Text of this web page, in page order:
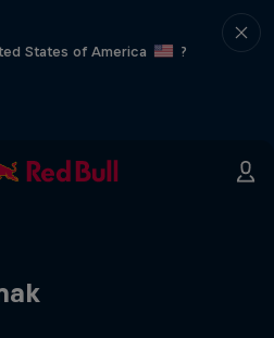
States of America
?